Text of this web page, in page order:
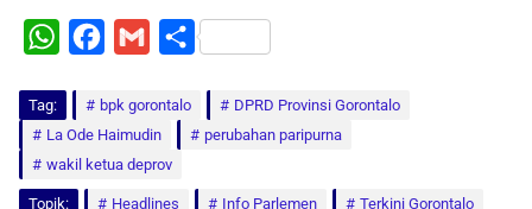
W
t
c
e
a
i
S
r
Tag: bpk gorontalo
DPRD Provinsi Gorontalo
La Ode Haimudin
perubahan paripurna
wakil ketua deprov
Topik: Headlines Info Parlemen Terkini Gorontalo